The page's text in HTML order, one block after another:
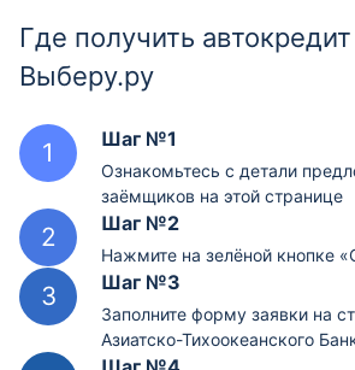
Где получить
Выберу.ру
Шаг №1
Ознакомьтесь с детали
заёмщиков на этой странице
Шаг №2
Нажмите на зелёной кнопке
Шаг №3
Заполните форму заявки на
Азиатско-Тихоокеанского